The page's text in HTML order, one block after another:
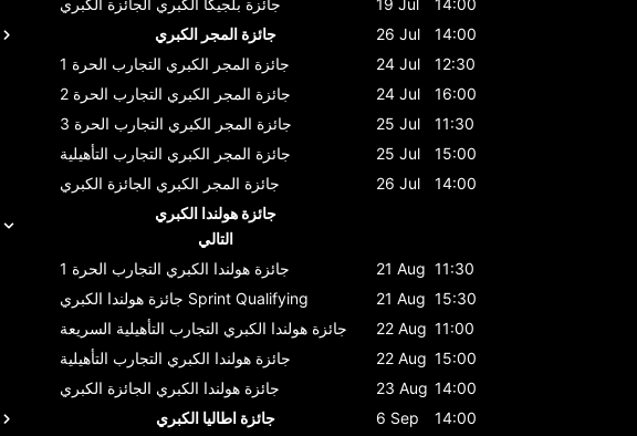
جائزة المجر الكبري
26 Jul
14:00
جائزة المجر الكبري التجارب الحرة 1 24 Jul
12:30
جائزة المجر الكبري التجارب الحرة 2 24 Jul
16:00
جائزة المجر الكبري التجارب الحرة 3 25 Jul
11:30
جائزة المجر الكبري التجارب التأهيلية 25 Jul
15:00
جائزة المجر الكبري الجائزة الكبري 26 Jul
14:00
جائزة هولندا الكبري
التالي
جائزة هولندا الكبري التجارب الحرة 1 21 Aug 11:30
جائزة هولندا الكبري Sprint Qualifying 21 Aug 15:30
جائزة هولندا الكبري التجارب التأهيلية السريعة 22 Aug 11:00
جائزة هولندا الكبري التجارب التأهيلية 22 Aug 15:00
جائزة هولندا الكبري الجائزة الكبري 23 Aug 14:00
جائزة اطاليا الكبري
6 Sep
14:00